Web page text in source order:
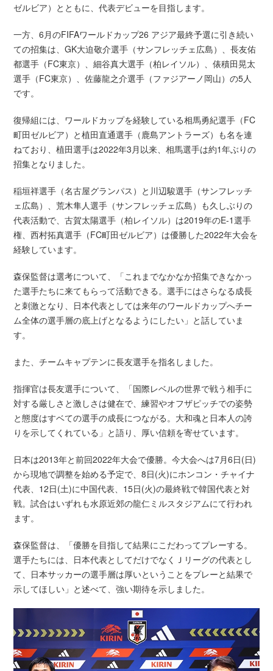
ゼルビア）とともに、代表デビューを目指します。
一方、6月のFIFAワールドカップ26 アジア最終予選に引き続い
ての招集は、GK大迫敬介選手（サンフレッチェ広島）、長友佑
都選手（FC東京）、細谷真大選手（柏レイソル）、俵積田晃太
選手（FC東京）、佐藤龍之介選手（ファジアーノ岡山）の5人
です。
復帰組には、ワールドカップを経験している相馬勇紀選手（FC
町田ゼルビア）と植田直通選手（鹿島アントラーズ）も名を連
ねており、植田選手は2022年3月以来、相馬選手は約1年ぶりの
招集となりました。
稲垣祥選手（名古屋グランパス）と川辺駿選手（サンフレッチ
ェ広島）、荒木隼人選手（サンフレッチェ広島）も久しぶりの
代表活動で、古賀太陽選手（柏レイソル）は2019年のE-1選手
権、西村拓真選手（FC町田ゼルビア）は優勝した2022年大会を
経験しています。
森保監督は選考について、「これまでなかなか招集できなかっ
た選手たちに来てもらって活動できる。選手にはさらなる成長
と刺激となり、日本代表としては来年のワールドカップへチー
ム全体の選手層の底上げとなるようにしたい」と話していま
す。
また、チームキャプテンに長友選手を指名しました。
指揮官は長友選手について、「国際レベルの世界で戦う相手に
対する厳しさと激しさは健在で、練習やオフザピッチでの姿勢
と態度はすベての選手の成長につながる。大和魂と日本人の誇
りを示してくれている」と語り、厚い信頼を寄せています。
日本は2013年と前回2022年大会で優勝。今大会へは7月6日(日)
から現地で調整を始める予定で、8日(火)にホンコン・チャイナ
代表、12日(土)に中国代表、15日(火)の最終戦で韓国代表と対
戦。試合はいずれも水原近郊の龍仁ミルスタジアムにて行われ
ます。
森保監督は、「優勝を目指して結果にこだわってプレーする。
選手たちには、日本代表としてだけでなくＪリーグの代表とし
て、日本サッカーの選手層は厚いということをプレーと結果で
示してほしい」と述べて、強い期待を示しました。